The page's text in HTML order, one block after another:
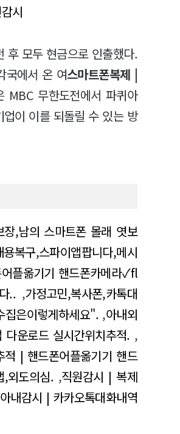
시
후 모두 현금으로 인출했다.
국에서 온 여스마트폰복제 |
MBC 무한도전에서 파퀴아
이 이를 되돌릴 수 있는 방
,남의 스마트폰 몰래 엿보
복구,스파이앱팝니다,메시
플옮기기 핸드폰카메라✓fl
.. ,가정고민,복사폰,카톡대
은이렇게하세요". ,아내외
운로드 실시간위치추적. ,
적 | 핸드폰어플옮기기 핸드
외도의심. ,직원감시 | 복제
아내감시 | 카카오톡대화내역